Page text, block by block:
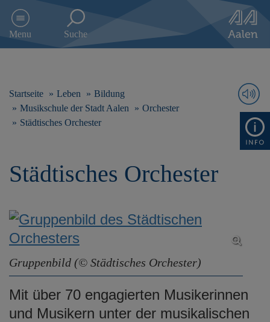
e
Menu Suche
Startseite Leben
Bildung
Musikschule der Stadt Aalen
Orchester
Städtisches Orchester
Städtisches Orchester
Gruppenbild (© Städtisches Orchester)
Mit über 70 engagierten Musikerinnen
und Musikern unter der musikalischen